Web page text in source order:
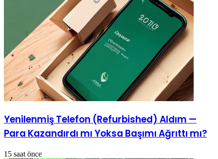
Yenilenmiş Telefon (Refurbished) Aldım —
Para Kazandırdı mı Yoksa Başımı Ağrıttı mı?
15 saat önce